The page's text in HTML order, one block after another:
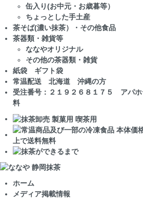
缶入り(お中元・お歳暮等）
ちょっとした手土産
茶そば(濃い抹茶）・その他食品
茶器類・雑貨等
ななやオリジナル
その他の茶器類・雑貨
紙袋 ギフト袋
常温配送 北海道 沖縄の方
受注番号：２１９２６８１７５ アパホ
料
ホーム
メディア掲載情報